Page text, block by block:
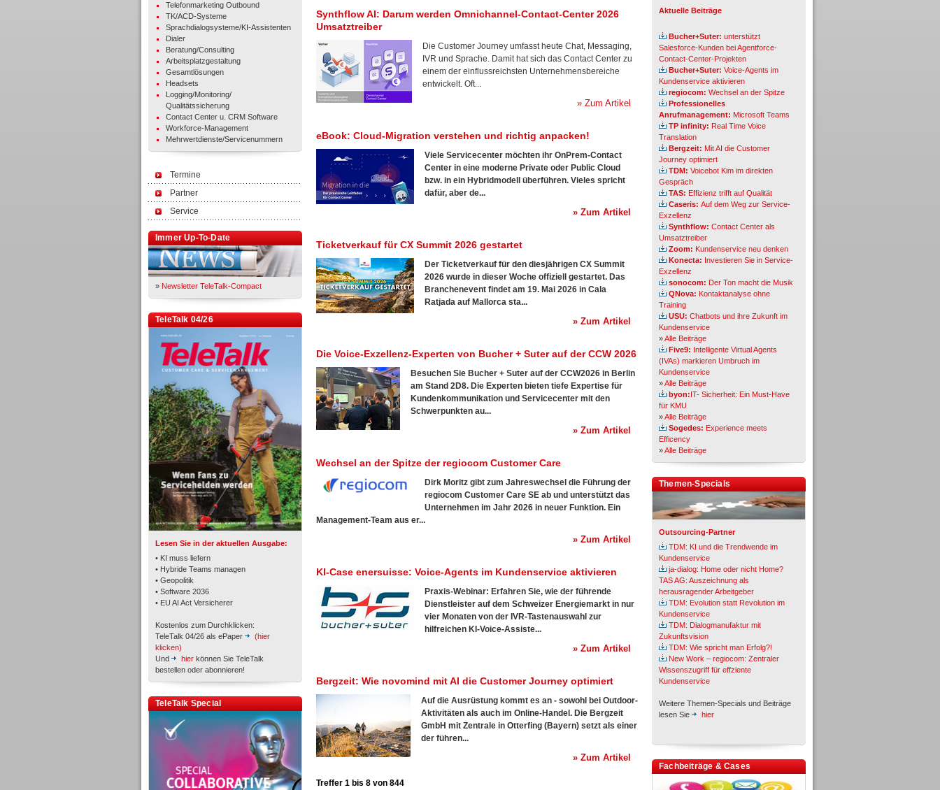
Telefonmarketing Outbound
TK/ACD-Systeme
Sprachdialogsysteme/KI-Assistenten
Dialer
Beratung/Consulting
Arbeitsplatzgestaltung
Gesamtlösungen
Headsets
Logging/Monitoring/
Qualitätssicherung
Contact Center u. CRM Software
Workforce-Management
Mehrwertdienste/Servicenummern
Termine
Partner
Service
Immer Up-To-Date
» Newsletter TeleTalk-Compact
TeleTalk 04/26
Lesen Sie in der aktuellen Ausgabe:
• KI muss liefern
• Hybride Teams managen
• Geopolitik
• Software 2036
• EU AI Act Versicherer
Kostenlos zum Durchklicken:
TeleTalk 04/26 als ePaper
(hier
klicken)
Und
hier können Sie TeleTalk
bestellen oder abonnieren!
TeleTalk Special
TK- und ACD-Systeme
Workforce-Management
Personal
Personal
Synthflow AI: Darum werden Omnichannel-Contact-Center 2026
Umsatztreiber
Die Customer Journey umfasst heute Chat, Messaging,
IVR und Sprache. Damit hat sich das Contact Center zu
einem der einflussreichsten Unternehmensbereiche
entwickelt. Oft...
» Zum Artikel
eBook: Cloud-Migration verstehen und richtig anpacken!
Viele Servicecenter möchten ihr OnPrem-Contact
Center in eine moderne Private oder Public Cloud
bzw. in ein Hybridmodell überführen. Vieles spricht
dafür, aber de...
» Zum Artikel
Ticketverkauf für CX Summit 2026 gestartet
Der Ticketverkauf für den diesjährigen CX Summit
2026 wurde in dieser Woche offiziell gestartet. Das
Branchenevent findet am 19. Mai 2026 in Cala
Ratjada auf Mallorca sta...
» Zum Artikel
Die Voice-Exzellenz-Experten von Bucher + Suter auf der CCW 2026
Besuchen Sie Bucher + Suter auf der CCW2026 in Berlin
am Stand 2D8. Die Experten bieten tiefe Expertise für
Kundenkommunikation und Servicecenter mit den
Schwerpunkten au...
» Zum Artikel
Wechsel an der Spitze der regiocom Customer Care
Dirk Moritz gibt zum Jahreswechsel die Führung der
regiocom Customer Care SE ab und unterstützt das
Unternehmen im Jahr 2026 in neuer Funktion. Ein
Management-Team aus er...
» Zum Artikel
KI-Case enersuisse: Voice-Agents im Kundenservice aktivieren
Praxis-Webinar: Erfahren Sie, wie der führende
Dienstleister auf dem Schweizer Energiemarkt in nur
vier Monaten von der IVR-Tastenauswahl zur
hilfreichen KI-Voice-Assiste...
» Zum Artikel
Bergzeit: Wie novomind mit AI die Customer Journey optimiert
Auf die Ausrüstung kommt es an - sowohl bei Outdoor-
Aktivitäten als auch im Online-Handel. Die Bergzeit
GmbH mit Zentrale in Otterfing (Bayern) setzt als einer
der führen...
» Zum Artikel
Treffer 1 bis 8 von 844
Aktuelle Beiträge
Bucher+Suter: unterstützt
Salesforce-Kunden bei Agentforce-
Contact-Center-Projekten
Bucher+Suter: Voice-Agents im
Kundenservice aktivieren
regiocom: Wechsel an der Spitze
Professionelles
Anrufmanagement: Microsoft Teams
TP infinity: Real Time Voice
Translation
Bergzeit: Mit AI die Customer
Journey optimiert
TDM: Voicebot Kim im direkten
Gespräch
TAS: Effizienz trifft auf Qualität
Caseris: Auf dem Weg zur Service-
Exzellenz
Synthflow: Contact Center als
Umsatztreiber
Zoom: Kundenservice neu denken
Konecta: Investieren Sie in Service-
Exzellenz
sonocom: Der Ton macht die Musik
QNova: Kontaktanalyse ohne
Training
USU: Chatbots und ihre Zukunft im
Kundenservice
»Alle Beiträge
Five9: Intelligente Virtual Agents
(IVAs) markieren Umbruch im
Kundenservice
»Alle Beiträge
byon:IT- Sicherheit: Ein Must-Have
für KMU
»Alle Beiträge
Sogedes: Experience meets
Efficency
»Alle Beiträge
Themen-Specials
Outsourcing-Partner
TDM: KI und die Trendwende im
Kundenservice
ja-dialog: Home oder nicht Home?
TAS AG: Auszeichnung als
herausragender Arbeitgeber
TDM: Evolution statt Revolution im
Kundenservice
TDM: Dialogmanufaktur mit
Zukunftsvision
TDM: Wie spricht man Erfolg?!
New Work – regiocom: Zentraler
Wissenszugriff für effziente
Kundenservice
Weitere Themen-Specials und Beiträge
lesen Sie
hier
Fachbeiträge & Cases